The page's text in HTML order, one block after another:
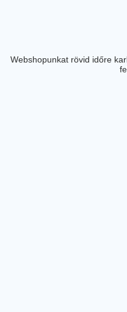
Webshopunkat rövid időre